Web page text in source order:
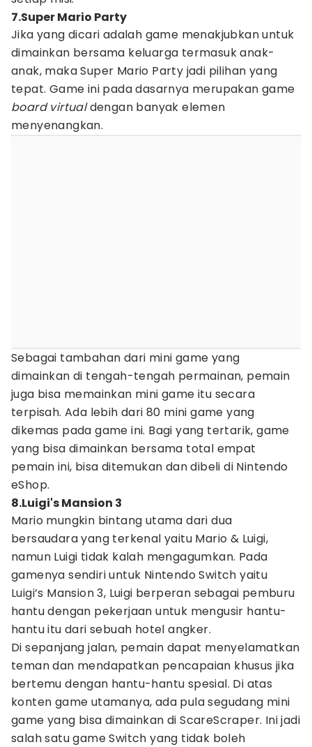
7.Super Mario Party
Jika yang dicari adalah game menakjubkan untuk
dimainkan bersama keluarga termasuk anak-
anak, maka Super Mario Party jadi pilihan yang
tepat. Game ini pada dasarnya merupakan game
board virtualdengan banyak elemen
menyenangkan.
Sebagai tambahan dari mini game yang
dimainkan di tengah-tengah permainan, pemain
juga bisa memainkan mini game itu secara
terpisah. Ada lebih dari 80 mini game yang
dikemas pada game ini. Bagi yang tertarik, game
yang bisa dimainkan bersama total empat
pemain ini, bisa ditemukan dan dibeli di Nintendo
eShop.
8.Luigi's Mansion 3
Mario mungkin bintang utama dari dua
bersaudara yang terkenal yaitu Mario & Luigi,
namun Luigi tidak kalah mengagumkan. Pada
gamenya sendiri untuk Nintendo Switch yaitu
Luigi’s Mansion 3, Luigi berperan sebagai pemburu
hantu dengan pekerjaan untuk mengusir hantu-
hantu itu dari sebuah hotel angker.
Di sepanjang jalan, pemain dapat menyelamatkan
teman dan mendapatkan pencapaian khusus jika
bertemu dengan hantu-hantu spesial. Di atas
konten game utamanya, ada pula segudang mini
game yang bisa dimainkan di ScareScraper. Ini jadi
salah satu game Switch yang tidak boleh